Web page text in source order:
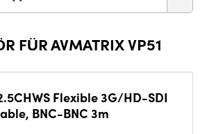
FÜR AVMATRIX VP51
Flexible 3G/HD-SDI
BNC-BNC 3m